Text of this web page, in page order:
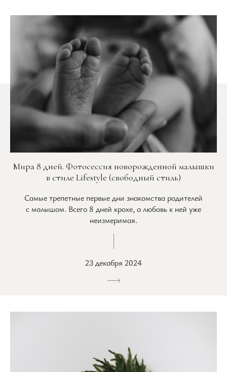
Мира 8 дней. Фотосессия новорожденной малышки
в стиле Lifestyle (свободный стиль)
Самые трепетные первые дни знакомства родителей
с малышом. Всего 8 дней крохе, а любовь к ней уже
неизмеримая.
23 декабря 2024